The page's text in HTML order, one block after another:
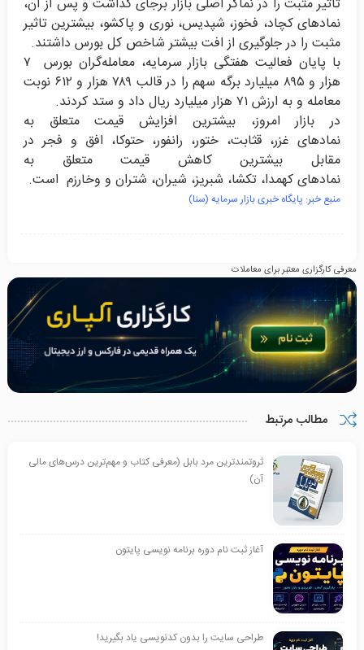
تاثیر مثبت را در نماگر اصلی بازار برجای گذاشت و پس از آن،
نمادهای کچاد، فخوز، شپدیس، نوری و پاکشو، بیشترین تاثیر
مثبت را در جلوگیری از افت بیشتر شاخص کل بورس داشتند.
با پایان فعالیت هفتگی بازار سرمایه، معامله‌گران بورس ۷
هزار و ۸۹۵ میلیارد برگه سهم را در قالب ۷۸۹ هزار و ۶۱۲ نوبت
معامله و به ارزش ۷۱ هزار میلیارد ریال داد و ستد کردند
.
در بازار امروز، بیشترین افزایش قیمت متعلق به
نمادهای غزر، قثابت، ختور، رانفور، حتوکا، افق و فجر در
مقابل بیشترین کاهش قیمت متعلق به
نمادهای کهمدا، تکشا، شبریز، شیران، شتران و وخارزم است.
منبع خبر: پایگاه خبری بازار سرمایه (سنا)
معرفی کارگزاری معتبر برای معاملات
مطالب مرتبط
ثروتمندترین مرد بابل (معرفی کتاب و مهم‌ترین درس‌های مالی
آن)
آغاز ثبت نام دوره برنامه نویسی پایتون
طراحی سایت را بدون کدنویسی یاد بگیرید!